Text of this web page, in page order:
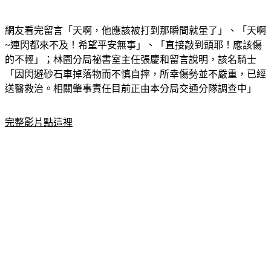
網友看完留言「天啊，他應該被打到那瞬間就暈了」、「天啊
~連閃都來不及！希望平安無事」、「直接敲到頭耶！應該傷
的不輕」；林園分局祕書室主任張慶和留言說明，該名騎士
「因閃避砂石車掉落物而不慎自摔，所幸傷勢並不嚴重，已經